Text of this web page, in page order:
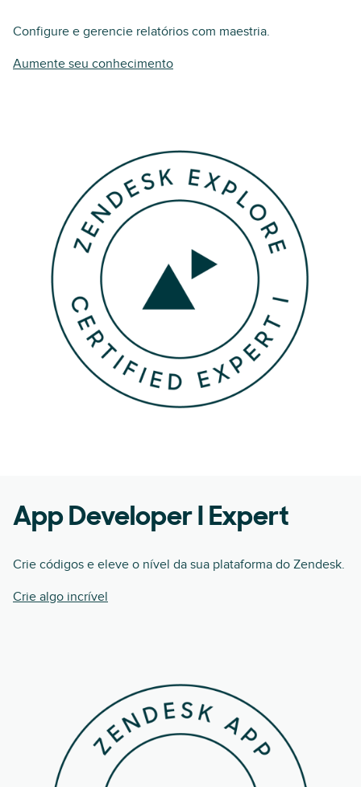
Configure e gerencie relatórios com maestria.
Aumente seu conhecimento
App Developer I Expert
Crie códigos e eleve o nível da sua plataforma do Zendesk.
Crie algo incrível